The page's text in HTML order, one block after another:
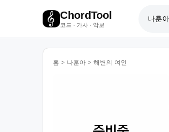
ChordTool
코드 · 가사 · 악보
홈 > 나훈아 > 해변의 여인